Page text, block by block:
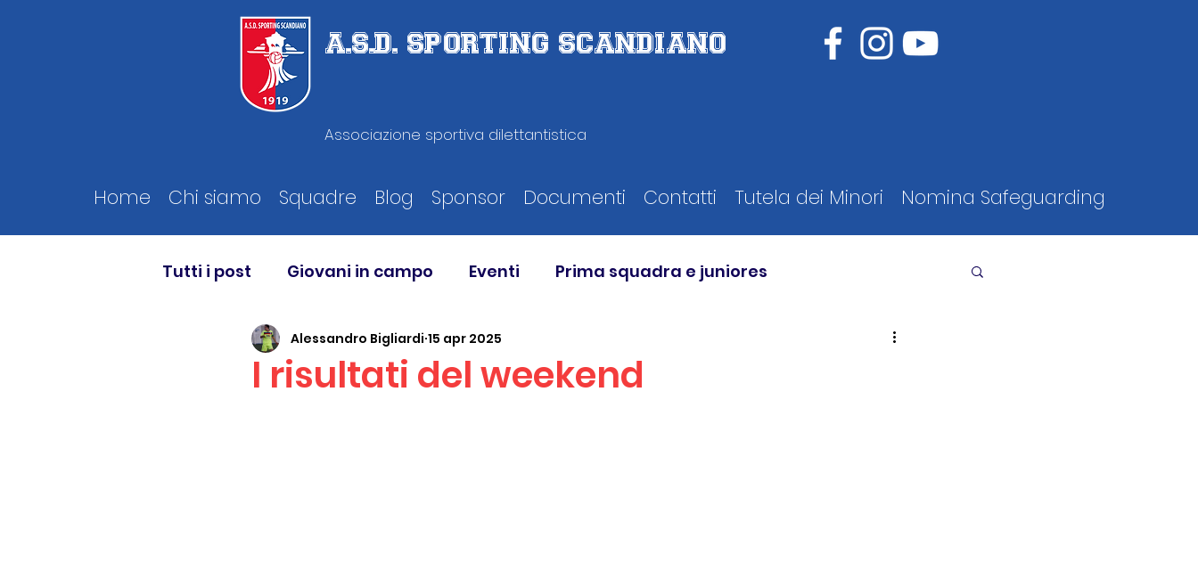
A.S.D. SPORTING SCANDIANO
Associazione sportiva dilettantistica
Home Chi siamo Squadre Blog Sponsor Documenti Contatti Tutela dei Minori Nomina Safeguarding
Tutti i post Giovani in campo Eventi Prima squadra e juniores
I risultati del weekend
Alessandro Bigliardi 15 apr 2025